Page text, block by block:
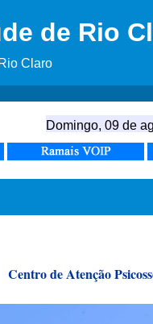
de Rio
Claro
Domingo, 09 de
de Atenção